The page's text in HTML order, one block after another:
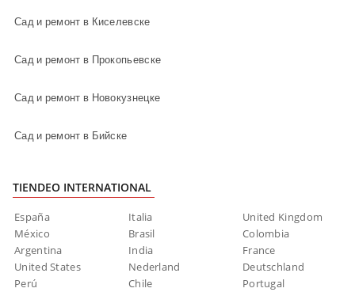
Сад и ремонт в Киселевске
Сад и ремонт в Прокопьевске
Сад и ремонт в Новокузнецке
Сад и ремонт в Бийске
TIENDEO INTERNATIONAL
España Italia
United Kingdom
México
Brasil
Colombia
Argentina
India
France
United States
Nederland
Deutschland
Perú
Chile
Portugal